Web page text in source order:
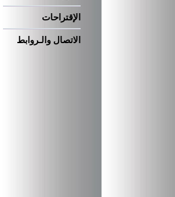
الإقتراحات
الاتصال والـروابط